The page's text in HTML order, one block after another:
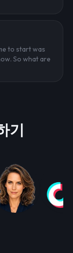
to start was
So what are
기